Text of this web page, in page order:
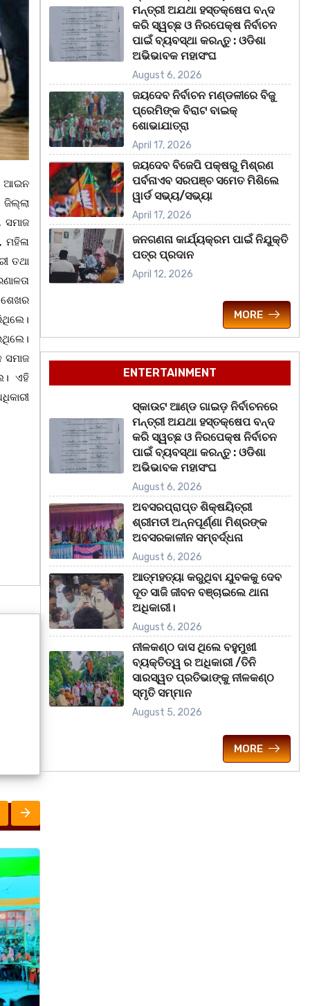
ଆଇନ
ସମାଜ
ମହିଳା
ତଥା
ଶେଖର
ସମାଜ
ଏହି
ମନ୍ତ୍ରୀ ଅଯଥା ହସ୍ତକ୍ଷେପ ବନ୍ଦ
କରି ସ୍ୱଚ୍ଛ ଓ ନିରପେକ୍ଷ ନିର୍ବାଚନ
ପାଇଁ ବ୍ୟବସ୍ଥା କରନ୍ତୁ : ଓଡିଶା
ଅଭିଭାବକ ମହାସଂଘ
August 6, 2026
ଜୟଦେବ ନିର୍ବାଚନ ମଣ୍ଡଳୀରେ ବିଜୁ
ପ୍ରେମିଙ୍କ ବିରାଟ ବାଇକ୍
ଶୋଭାଯାତ୍ରା
April 17, 2026
ଜୟଦେବ ବିଜେପି ପକ୍ଷରୁ ମିଶ୍ରଣ
ପର୍ବନାଏବ ସରପଞ୍ଚ ସମେତ ମିଶିଲେ
ୱାର୍ଡ ସଭ୍ୟ/ସଭ୍ୟା
April 17, 2026
ଜନଗଣନା କାର୍ଯ୍ୟକ୍ରମ ପାଇଁ ନିଯୁକ୍ତି
ପତ୍ର ପ୍ରଦାନ
April 12, 2026
MORE
ENTERTAINMENT
ସ୍କାଉଟ ଆଣ୍ଡ ଗାଇଡ଼ ନିର୍ବାଚନରେ
ମନ୍ତ୍ରୀ ଅଯଥା ହସ୍ତକ୍ଷେପ ବନ୍ଦ
କରି ସ୍ୱଚ୍ଛ ଓ ନିରପେକ୍ଷ ନିର୍ବାଚନ
ପାଇଁ ବ୍ୟବସ୍ଥା କରନ୍ତୁ : ଓଡିଶା
ଅଭିଭାବକ ମହାସଂଘ
August 6, 2026
ଅବସରପ୍ରାପ୍ତ ଶିକ୍ଷୟିତ୍ରୀ
ଶ୍ରୀମତୀ ଅନ୍ନପୂର୍ଣ୍ଣା ମିଶ୍ରଙ୍କ
ଅବସରକାଳୀନ ସମ୍ବର୍ଦ୍ଧନା
August 6, 2026
ଆତ୍ମହତ୍ୟା କରୁଥିବା ଯୁବକକୁ ଦେବ
ଦୂତ ସାଜି ଜୀବନ ବଞ୍ଚାଇଲେ ଥାନା
ଅଧିକାରୀ।
August 6, 2026
ନୀଳକଣ୍ଠ ଦାସ ଥିଲେ ବହୁମୁଖୀ
ବ୍ୟକ୍ତିତ୍ୱ ର ଅଧିକାରୀ /ତିନି
ସାରସ୍ୱତ ପ୍ରତିଭାଙ୍କୁ ନୀଳକଣ୍ଠ
ସ୍ମୃତି ସମ୍ମାନ
August 5, 2026
MORE